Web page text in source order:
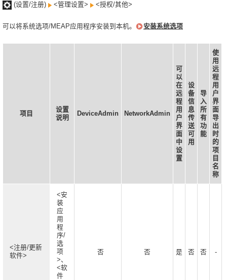
(设置/注册) <管理设置> <授权/其他>
可以将系统选项/MEAP应用程序安装到本机。 安装系统选项
项目
设置
说明
DeviceAdmin NetworkAdmin
可
以
在
远
程
用
户
界
面
中
设
置
设
备
信
息
传
送
可
用
导
入
所
有
功
能
使
用
远
程
用
户
界
面
导
出
时
的
项
目
名
称
<注册/更新
软件>
<安
装
应
用
程
序/
选
项
>、
<软
件
否 否 是 否 否 -